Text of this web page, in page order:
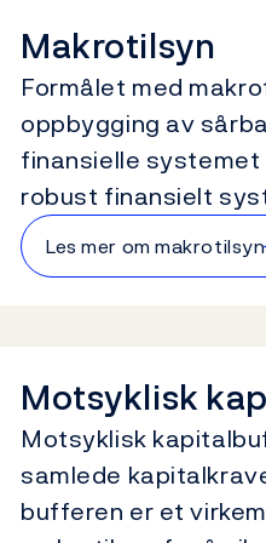
Makrotilsyn
Formålet med
oppbygging av
finansielle
robust finansielt
Les mer om makrotilsyn
Motsyklisk
Motsyklisk
samlede
bufferen er et